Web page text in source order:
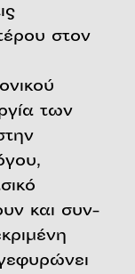
στον
των
και συν-